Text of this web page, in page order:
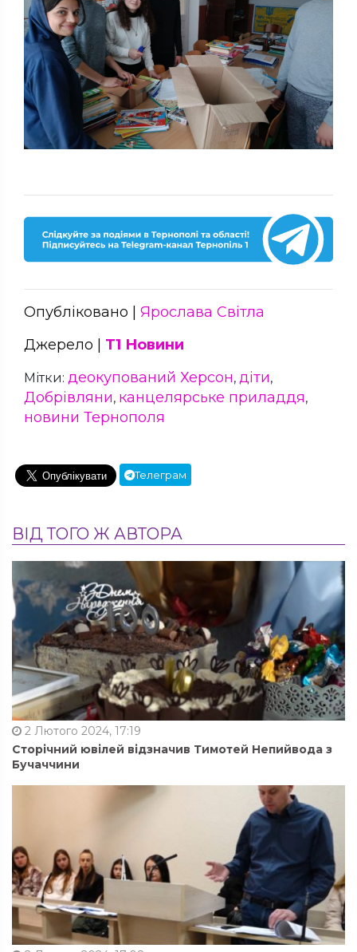
Опубліковано | Ярослава Світла
Джерело | Т1 Новини
Мітки: деокупований Херсон, діти,
Добрівляни, канцелярське приладдя,
новини Тернополя
Телеграм
ВІД ТОГО Ж АВТОРА
2 Лютого 2024, 17:19
Сторічний ювілей відзначив Тимотей Непийвода з
Бучаччини